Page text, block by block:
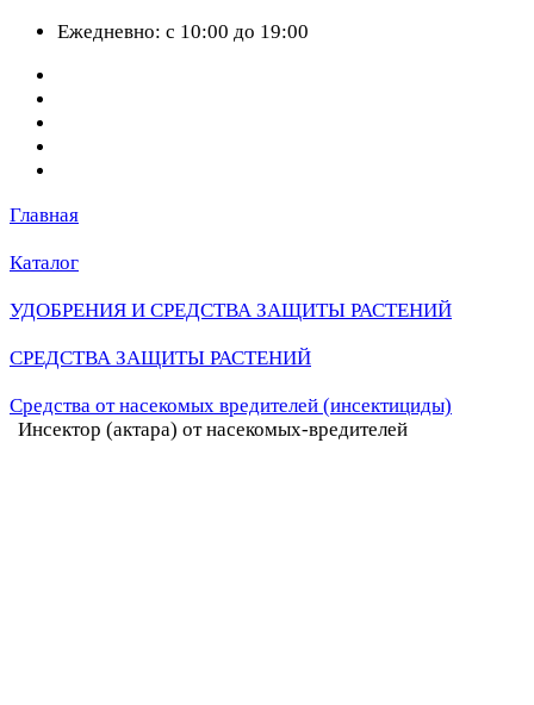
Ежедневно: с 10:00 до 19:00
Главная
Каталог
УДОБРЕНИЯ И СРЕДСТВА ЗАЩИТЫ РАСТЕНИЙ
СРЕДСТВА ЗАЩИТЫ РАСТЕНИЙ
Средства от насекомых вредителей (инсектициды)
Инсектор (актара) от насекомых-вредителей